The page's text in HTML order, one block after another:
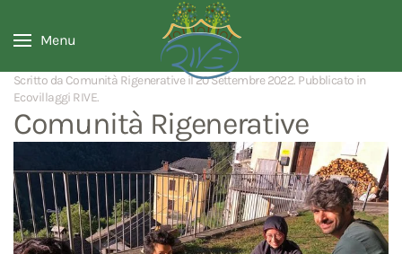
Menu
Scritto da Comunità Rigenerative il20 Settembre 2022. Pubblicato in
Ecovillaggi RIVE.
Comunità Rigenerative